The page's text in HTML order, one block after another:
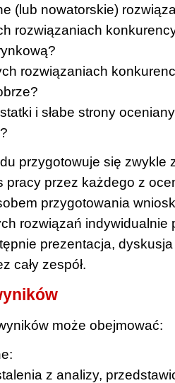
(lub nowatorskie)
rozwiązaniach
rozwiązaniach
i słabe strony
przygotowuje się zwykle
pracy przez każdego z
przygotowania
rozwiązań indywidualnie
prezentacja,
cały zespół.
może obejmować:
z analizy,